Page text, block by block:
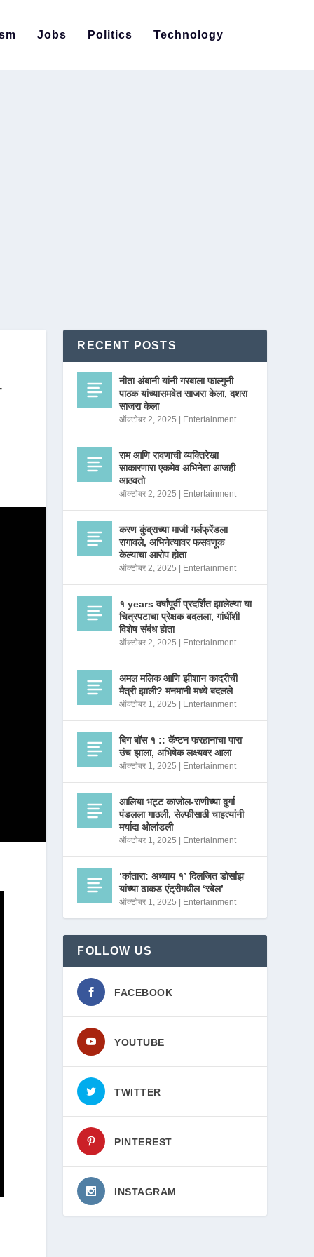
Jobs Politics Technology
RECENT POSTS
नीता अंबानी यांनी गरबाला फाल्गुनी
पाठक यांच्यासमवेत साजरा केला, दशरा
साजरा केला
ऑक्टोबर 2, 2025 Entertainment
राम आणि रावणाची व्यक्तिरेखा
साकारणारा एकमेव अभिनेता आजही
आठवतो
ऑक्टोबर 2, 2025 Entertainment
करण कुंद्राच्या माजी गर्लफ्रेंडला
रागावले, अभिनेत्यावर फसवणूक
केल्याचा आरोप होता
ऑक्टोबर 2, 2025 Entertainment
१ years वर्षांपूर्वी प्रदर्शित झालेल्या या
चित्रपटाचा प्रेक्षक बदलला, गांधींशी
विशेष संबंध होता
ऑक्टोबर 2, 2025 Entertainment
अमल मलिक आणि झीशान कादरीची
मैत्री झाली? मनमानी मध्ये बदलले
ऑक्टोबर 1, 2025 Entertainment
बिग बॉस १ :: कॅप्टन फरहानाचा पारा
उंच झाला, अभिषेक लक्ष्यवर आला
ऑक्टोबर 1, 2025 Entertainment
आलिया भट्ट काजोल-राणीच्या दुर्गा
पंडलला गाठली, सेल्फीसाठी चाहत्यांनी
मर्यादा ओलांडली
ऑक्टोबर 1, 2025 Entertainment
‘कांतारा: अध्याय १’ दिलजित डोसांझ
यांच्या ढाकड एंट्रीमधील ‘रबेल’
ऑक्टोबर 1, 2025 Entertainment
FOLLOW US
FACEBOOK
YOUTUBE
TWITTER
PINTEREST
INSTAGRAM